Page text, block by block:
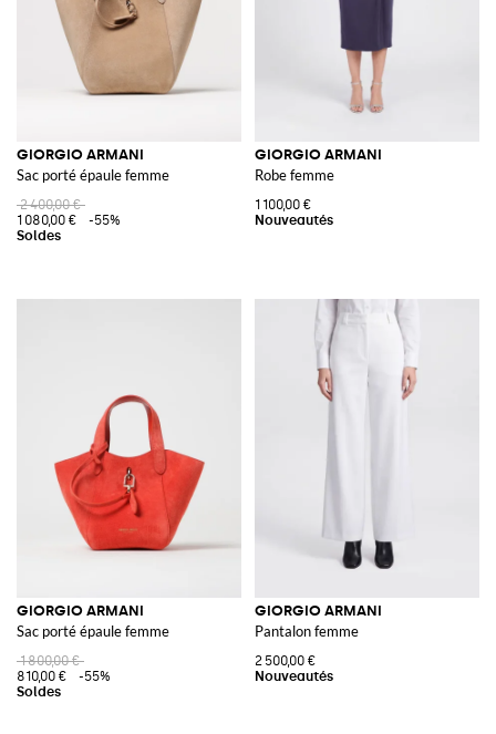
GIORGIO ARMANI
Sac porté épaule femme
2 400,00 €
1 080,00 €
-55%
GIORGIO ARMANI
Robe femme
1 100,00 €
GIORGIO ARMANI
Sac porté épaule femme
1 800,00 €
810,00 €
-55%
GIORGIO ARMANI
Pantalon femme
2 500,00 €